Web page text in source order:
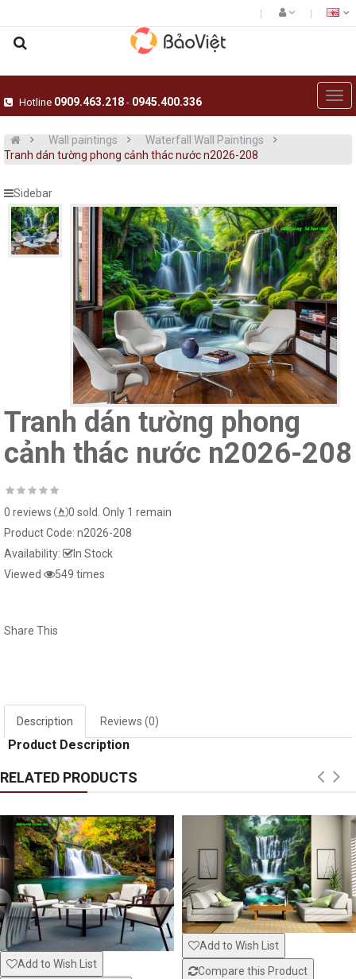
Hotline 0909.463.218 - 0945.400.336
Wall paintings
Waterfall Wall Paintings
Tranh dán tường phong cảnh thác nước n2026-208
Sidebar
Tranh dán tường phong
cảnh thác nước n2026-208
0 reviews
0 sold. Only 1 remain
Product Code: n2026-208
Availability:
In Stock
Viewed
549 times
Share This
Description Reviews (0)
Product Description
RELATED PRODUCTS
Add to Wish List
Add to Wish List
Compare this Product
Giấy dán tường hàn quốc luxury 5001-
15020-3..
Giấy dán tường hàn quốc luxury 5001-
15019-5..
Giấy dán tường hàn quốc luxury 5001-
15018-3..
15023-1..
Giấy dán tường
15024-2..
Window murals tr240
Window murals seascape s281
Window mural
White striped